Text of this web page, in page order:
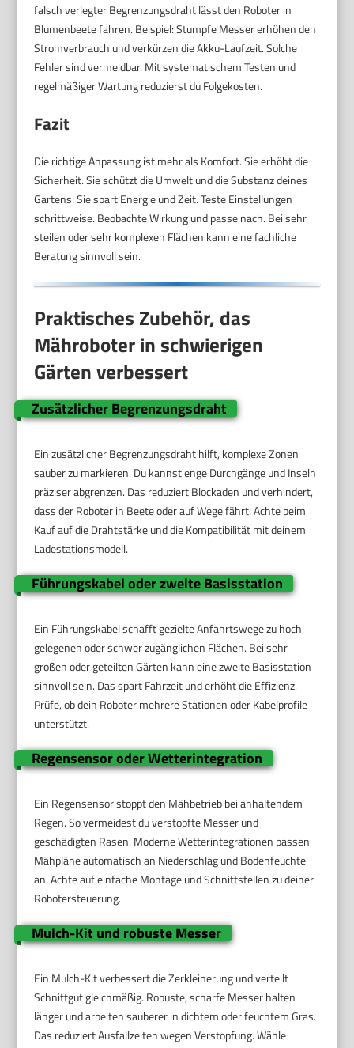
falsch verlegter Begrenzungsdraht lässt den Roboter in
Blumenbeete fahren. Beispiel: Stumpfe Messer erhöhen den
Stromverbrauch und verkürzen die Akku-Laufzeit. Solche
Fehler sind vermeidbar. Mit systematischem Testen und
regelmäßiger Wartung reduzierst du Folgekosten.
Fazit
Die richtige Anpassung ist mehr als Komfort. Sie erhöht die
Sicherheit. Sie schützt die Umwelt und die Substanz deines
Gartens. Sie spart Energie und Zeit. Teste Einstellungen
schrittweise. Beobachte Wirkung und passe nach. Bei sehr
steilen oder sehr komplexen Flächen kann eine fachliche
Beratung sinnvoll sein.
Praktisches Zubehör, das
Mähroboter in schwierigen
Gärten verbessert
Zusätzlicher Begrenzungsdraht
Ein zusätzlicher Begrenzungsdraht hilft, komplexe Zonen
sauber zu markieren. Du kannst enge Durchgänge und Inseln
präziser abgrenzen. Das reduziert Blockaden und verhindert,
dass der Roboter in Beete oder auf Wege fährt. Achte beim
Kauf auf die Drahtstärke und die Kompatibilität mit deinem
Ladestationsmodell.
Führungskabel oder zweite Basisstation
Ein Führungskabel schafft gezielte Anfahrtswege zu hoch
gelegenen oder schwer zugänglichen Flächen. Bei sehr
großen oder geteilten Gärten kann eine zweite Basisstation
sinnvoll sein. Das spart Fahrzeit und erhöht die Effizienz.
Prüfe, ob dein Roboter mehrere Stationen oder Kabelprofile
unterstützt.
Regensensor oder Wetterintegration
Ein Regensensor stoppt den Mähbetrieb bei anhaltendem
Regen. So vermeidest du verstopfte Messer und
geschädigten Rasen. Moderne Wetterintegrationen passen
Mähpläne automatisch an Niederschlag und Bodenfeuchte
an. Achte auf einfache Montage und Schnittstellen zu deiner
Robotersteuerung.
Mulch-Kit und robuste Messer
Ein Mulch-Kit verbessert die Zerkleinerung und verteilt
Schnittgut gleichmäßig. Robuste, scharfe Messer halten
länger und arbeiten sauberer in dichtem oder feuchtem Gras.
Das reduziert Ausfallzeiten wegen Verstopfung. Wähle